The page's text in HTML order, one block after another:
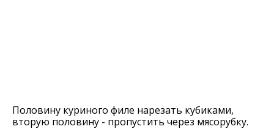
Половину куриного филе нарезать кубиками,
вторую половину - пропустить через мясорубку.